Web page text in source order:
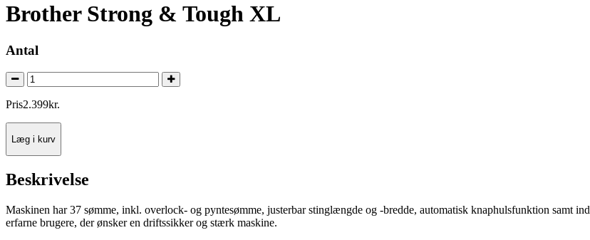
Brother Strong & Tough XL
Antal
Pris2.399kr.
Læg i kurv
Beskrivelse
Maskinen har 37 sømme, inkl. overlock- og pyntesømme, justerbar stinglængde og -bredde, automatisk knaphulsfunktion samt
erfarne brugere, der ønsker en driftssikker og stærk maskine.